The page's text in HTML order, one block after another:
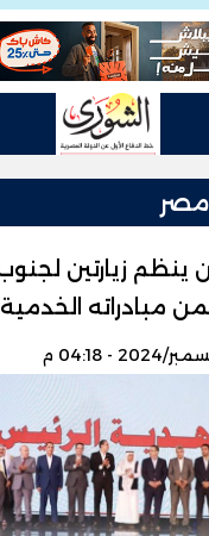
مصر
زيارتين
مبادراته الخدمية